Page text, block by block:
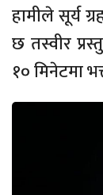
हामीले सूर्य
छ तस्वीर
१० मिनेटमा